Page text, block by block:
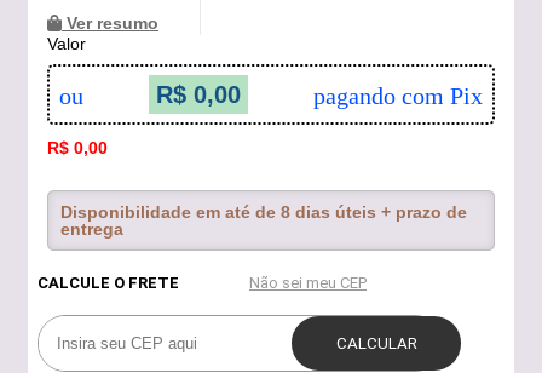
Ver resumo
Valor
ou R$ 0,00 pagando com Pix
R$ 0,00
Disponibilidade em até de 8 dias úteis + prazo de
entrega